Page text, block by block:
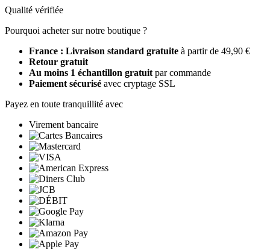
Qualité vérifiée
Pourquoi acheter sur notre boutique ?
France : Livraison standard gratuite à partir de 49,90 €
Retour gratuit
Au moins 1 échantillon gratuit par commande
Paiement sécurisé avec cryptage SSL
Payez en toute tranquillité avec
Virement bancaire